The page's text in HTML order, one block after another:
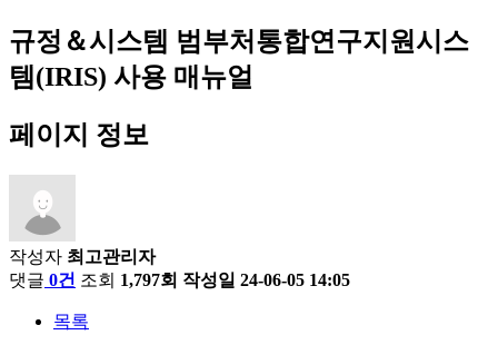
규정＆시스템 범부처통합연구지원시스
템(IRIS) 사용 매뉴얼
페이지 정보
작성자 최고관리자
댓글 0건 조회 1,797회 작성일 24-06-05 14:05
목록